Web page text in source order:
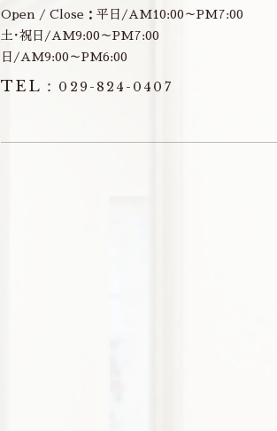
Open / Close：平日/AM10:00～PM7:00
土･祝日/AM9:00～PM7:00
日/AM9:00～PM6:00
TEL： 029-824-0407